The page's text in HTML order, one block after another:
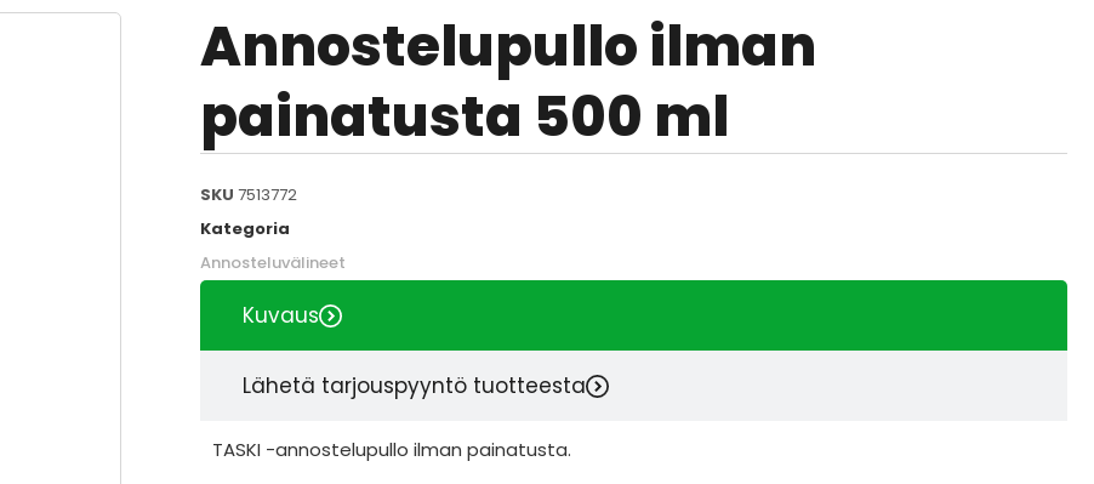
Annostelupullo ilman
painatusta 500 ml
SKU 7513772
Kategoria
Annosteluvälineet
Kuvaus
Lähetä tarjouspyyntö tuotteesta
TASKI -annostelupullo ilman painatusta.